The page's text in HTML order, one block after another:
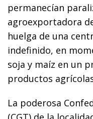
permanecían
agroexportadora
huelga de una
indefinido, en
soja y maíz en un
productos
La poderosa